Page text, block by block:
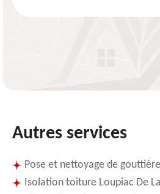
Autres services
Pose et nettoyage de
Isolation toiture Loupiac De